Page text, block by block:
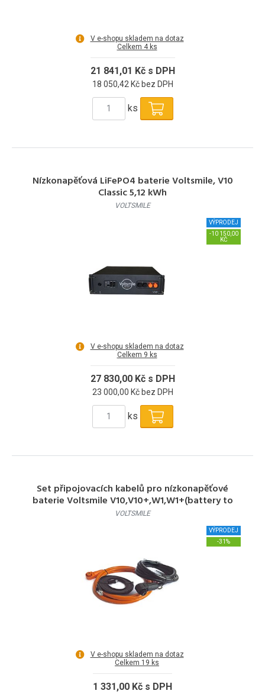
V e-shopu skladem na dotaz
Celkem 4 ks
21 841,01 Kč s DPH
18 050,42 Kč bez DPH
ks
Nízkonapěťová LiFePO4 baterie Voltsmile, V10
Classic 5,12 kWh
VOLTSMILE
VÝPRODEJ
-10 150,00
KČ
V e-shopu skladem na dotaz
Celkem 9 ks
27 830,00 Kč s DPH
23 000,00 Kč bez DPH
ks
Set připojovacích kabelů pro nízkonapěťové
baterie Voltsmile V10,V10+,W1,W1+(battery to
inverter,2m)
VOLTSMILE
VÝPRODEJ
-31%
V e-shopu skladem na dotaz
Celkem 19 ks
1 331,00 Kč s DPH